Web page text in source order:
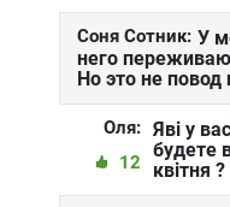
Соня Сотник: У
него
Но это не повод
Оля:
12
Яві у
будете
квітня ?